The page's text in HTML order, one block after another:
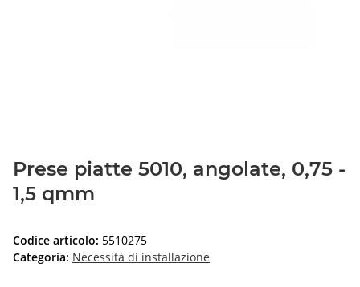
Prese piatte 5010, angolate, 0,75 -
1,5 qmm
Codice articolo: 5510275
Categoria: Necessità di installazione